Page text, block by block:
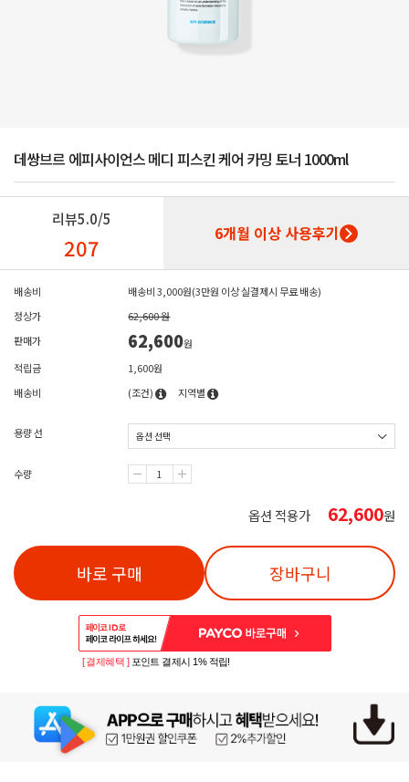
데쌍브르 에피사이언스 메디 피스킨 케어 카밍 토너 1000ml
리뷰5.0/5
207 6개월 이상 사용후기
배송비
배송비 3,000원(3만원 이상 실결제시 무료 배송)
정상가
62,600 원
판매가
62,600원
적립금
1,600원
배송비
(조건) 지역별
용량 선
수량
옵션 적용가 62,600원
바로 구매 장바구니
[ 결제혜택 ] 포인트 결제시 1% 적립!